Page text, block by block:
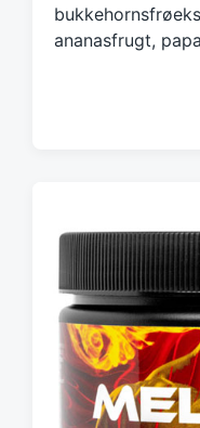
ananasfrugt,